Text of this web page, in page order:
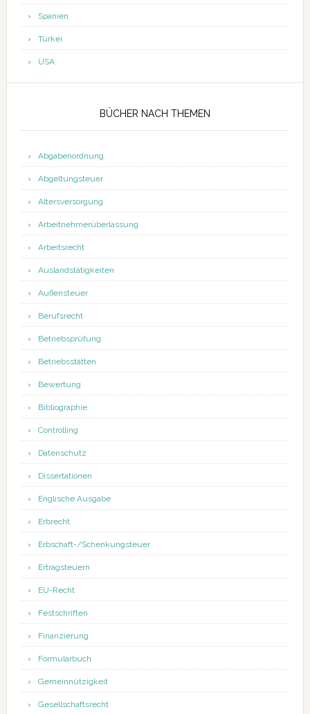
Spanien
Türkei
USA
BÜCHER NACH THEMEN
Abgabenordnung
Abgeltungsteuer
Altersversorgung
Arbeitnehmerüberlassung
Arbeitsrecht
Auslandstätigkeiten
Außensteuer
Berufsrecht
Betriebsprüfung
Betriebsstätten
Bewertung
Bibliographie
Controlling
Datenschutz
Dissertationen
Englische Ausgabe
Erbrecht
Erbschaft-/Schenkungsteuer
Ertragsteuern
EU-Recht
Festschriften
Finanzierung
Formularbuch
Gemeinnützigkeit
Gesellschaftsrecht